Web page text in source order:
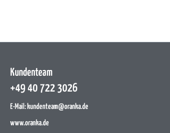
Kundenteam
+49 40 722 3026
E-Mail: kundenteam@oranka.de
www.oranka.de